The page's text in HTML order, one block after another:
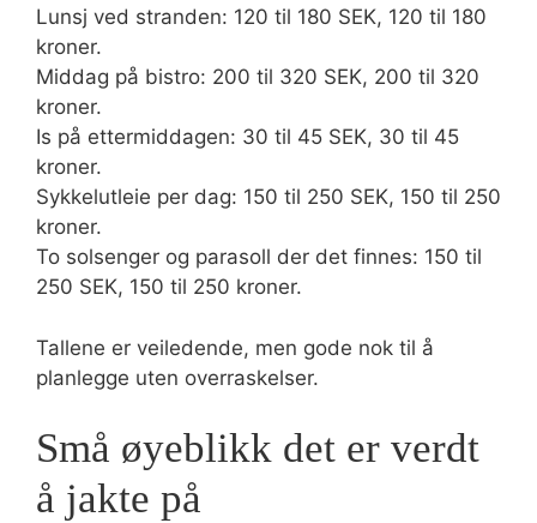
Lunsj ved stranden: 120 til 180 SEK, 120 til 180
kroner.
Middag på bistro: 200 til 320 SEK, 200 til 320
kroner.
Is på ettermiddagen: 30 til 45 SEK, 30 til 45
kroner.
Sykkelutleie per dag: 150 til 250 SEK, 150 til 250
kroner.
To solsenger og parasoll der det finnes: 150 til
250 SEK, 150 til 250 kroner.
Tallene er veiledende, men gode nok til å
planlegge uten overraskelser.
Små øyeblikk det er verdt
å jakte på